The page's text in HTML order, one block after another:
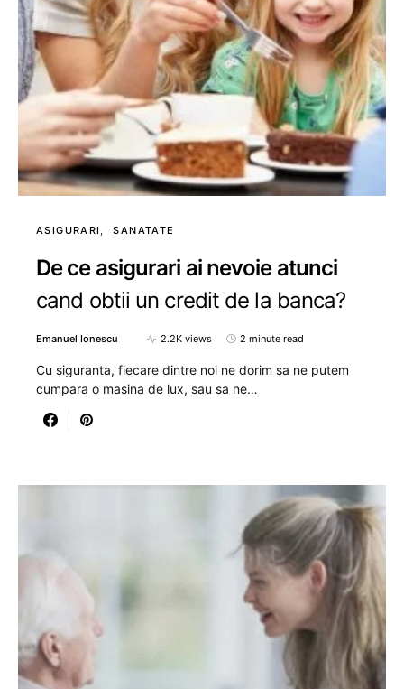
ASIGURARI SANATATE
De ce asigurari ai nevoie atunci
cand obtii un credit de la banca?
Emanuel Ionescu 2.2K views 2 minute read
Cu siguranta, fiecare dintre noi ne dorim sa ne putem
cumpara o masina de lux, sau sa ne…